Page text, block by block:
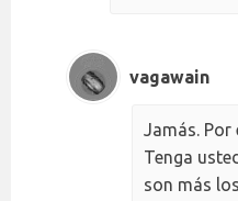
vagawain
Jamás. Por
Tenga
son más